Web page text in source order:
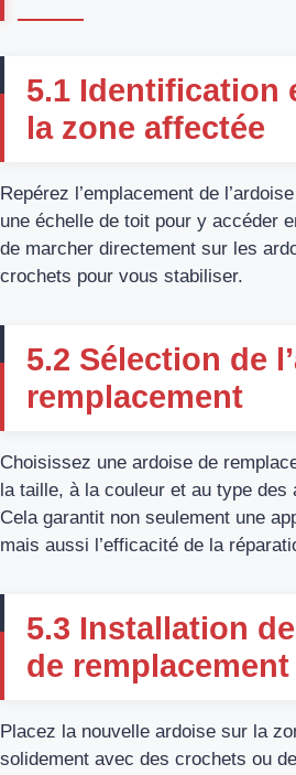
5.1 Identification
la zone affectée
Repérez l’emplacement de
une échelle de toit pour y accéder
de marcher directement sur les
crochets pour vous stabiliser.
5.2 Sélection de
remplacement
Choisissez une ardoise de
la taille, à la couleur et au type des
Cela garantit non seulement une
mais aussi l’efficacité de la
5.3 Installation
de remplacement
Placez la nouvelle ardoise sur la
solidement avec des crochets ou